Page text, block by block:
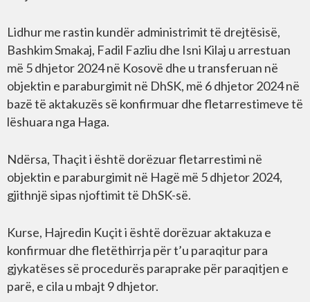
Lidhur me rastin kundër administrimit të drejtësisë,
Bashkim Smakaj, Fadil Fazliu dhe Isni Kilaj u arrestuan
më 5 dhjetor 2024 në Kosovë dhe u transferuan në
objektin e paraburgimit në DhSK, më 6 dhjetor 2024 në
bazë të aktakuzës së konfirmuar dhe fletarrestimeve të
lëshuara nga Haga.
Ndërsa, Thaçit i është dorëzuar fletarrestimi në
objektin e paraburgimit në Hagë më 5 dhjetor 2024,
gjithnjë sipas njoftimit të DhSK-së.
Kurse, Hajredin Kuçit i është dorëzuar aktakuza e
konfirmuar dhe fletëthirrja për t’u paraqitur para
gjykatëses së procedurës paraprake për paraqitjen e
parë, e cila u mbajt 9 dhjetor.